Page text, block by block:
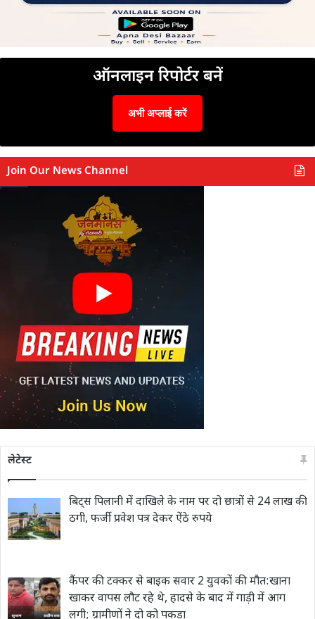
ऑनलाइन रिपोर्टर बनें
अभी अप्लाई करें
Join Our News Channel
लेटेस्ट
बिट्स पिलानी में दाखिले के नाम पर दो छात्रों से 24 लाख की
ठगी, फर्जी प्रवेश पत्र देकर ऐंठे रुपये
कैंपर की टक्कर से बाइक सवार 2 युवकों की मौत:खाना
खाकर वापस लौट रहे थे, हादसे के बाद में गाड़ी में आग
लगी; ग्रामीणों ने दो को पकड़ा